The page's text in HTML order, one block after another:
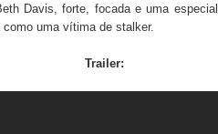
Davis, forte, focada e uma
uma vítima de stalker.
Trailer: